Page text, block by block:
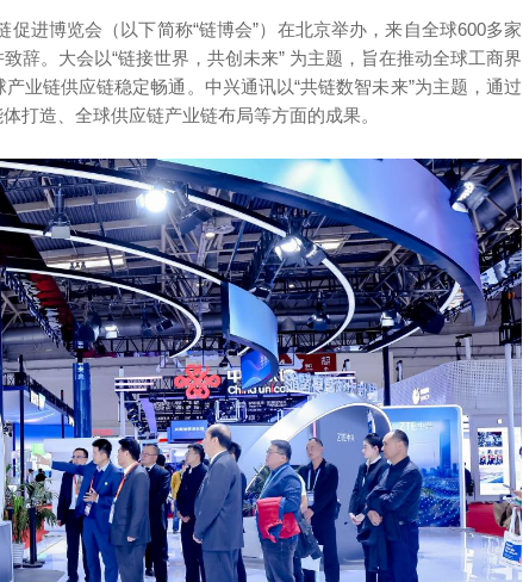
进博览会（以下简称“链博会”）在北京举办，来自全球600多家
辞。大会以“链接世界，共创未来” 为主题，旨在推动全球工商界
业链供应链稳定畅通。中兴通讯以“共链数智未来”为主题，通过
打造、全球供应链产业链布局等方面的成果。